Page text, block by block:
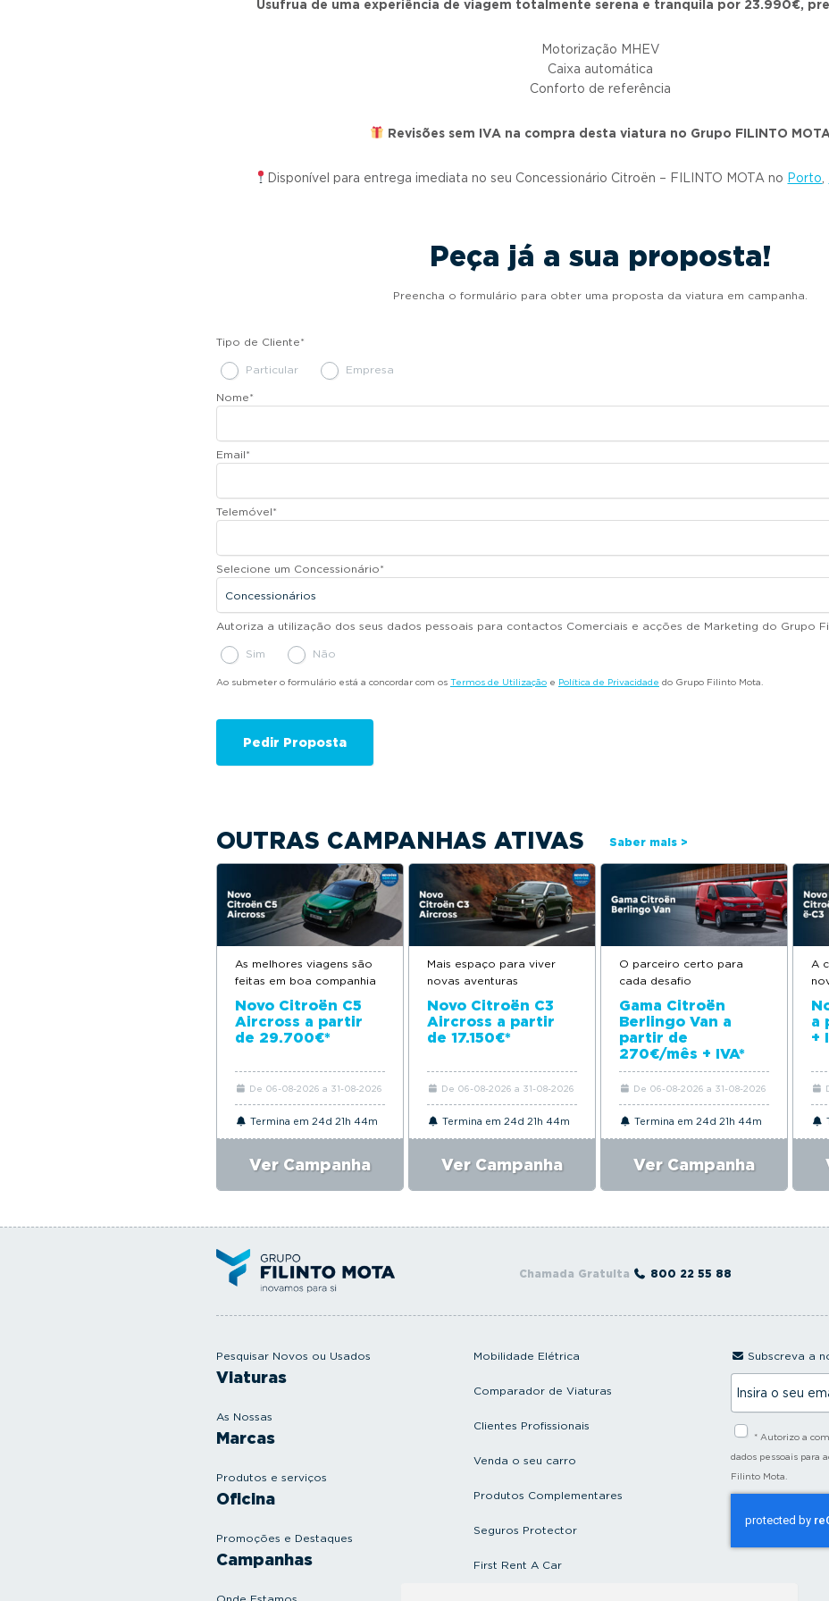
Usufrua de uma experiência de viagem totalmente serena e tranquila por 23.990€,
Motorização MHEV
Caixa automática
Conforto de referência
Revisões sem IVA na compra desta viatura no Grupo FILINTO MOTA
Disponível para entrega imediata no seu Concessionário Citroën – FILINTO MOTA no Porto
Peça já a sua proposta!
Preencha o formulário para obter uma proposta da viatura em campanha.
Tipo de Cliente*
Particular Empresa
Nome*
Email*
Telemóvel*
Selecione um Concessionário*
Autoriza a utilização dos seus dados pessoais para contactos Comerciais e acções de Marketing do Grupo
Sim Não
Ao submeter o formulário está a concordar com os Termos de Utilização e Política de Privacidade do Grupo Filinto Mota.
OUTRAS CAMPANHAS ATIVAS Saber mais >
As melhores viagens são
feitas em boa companhia
Novo Citroën C5
Aircross a partir
de 29.700€*
De 06-08-2026 a 31-08-2026
Termina em 24d 21h 44m
Ver Campanha
Mais espaço para viver
novas aventuras
Novo Citroën C3
Aircross a partir
de 17.150€*
De 06-08-2026 a 31-08-2026
Termina em 24d 21h 44m
Ver Campanha
O parceiro certo para
cada desafio
Gama Citroën
Berlingo Van a
partir de
270€/mês + IVA*
De 06-08-2026 a 31-08-2026
Termina em 24d 21h 44m
Ver Campanha
A
a
+
Chamada Gratuita 800 22 55 88
Pesquisar Novos ou Usados
Viaturas
As Nossas
Marcas
Produtos e serviços
Oficina
Promoções e Destaques
Campanhas
Mobilidade Elétrica
Comparador de Viaturas
Clientes Profissionais
Venda o seu carro
Produtos Complementares
Seguros Protector
First Rent A Car
Subscreva a
n
s
r
a
s
e
a
* Autorizo a
dados pessoais para
Filinto Mota.